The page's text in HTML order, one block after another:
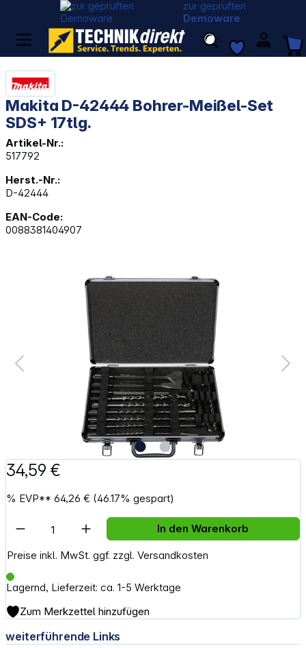
zur geprüften
Demoware
Makita D-42444 Bohrer-Meißel-Set
SDS+ 17tlg.
Artikel-Nr.:
517792
Herst.-Nr.:
D-42444
EAN-Code:
0088381404907
Bildergalerie überspringen
34,59 €
% EVP**64,26 € (46.17% gespart)
Preise inkl. MwSt. ggf. zzgl. Versandkosten
Lagernd, Lieferzeit: ca. 1-5 Werktage
Artikel Anzahl: Gib den gewünschten
In den Warenkorb
Zum Merkzettel hinzufügen
weiterführende Links